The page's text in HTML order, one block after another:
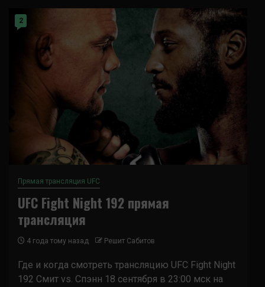
2
Прямая трансляция UFC
UFC Fight Night 192 прямая
трансляция
4 года тому назад Решит Сабитов
Где и когда смотреть трансляцию UFC Fight Night
192 Смит vs. Спэнн 18 сентября в 23:00 мск на